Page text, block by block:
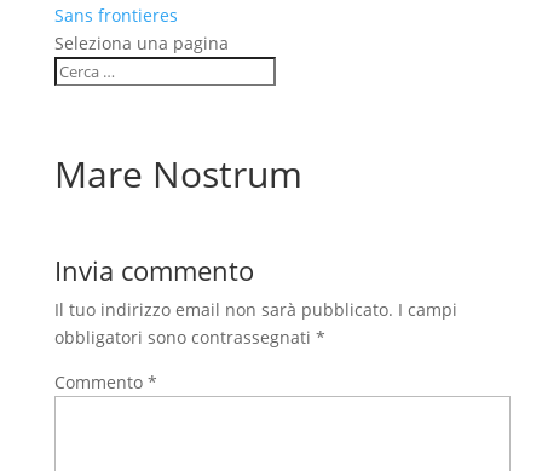
Sans frontieres
Seleziona una pagina
Mare Nostrum
Invia commento
Il tuo indirizzo email non sarà pubblicato. I campi
obbligatori sono contrassegnati *
Commento *